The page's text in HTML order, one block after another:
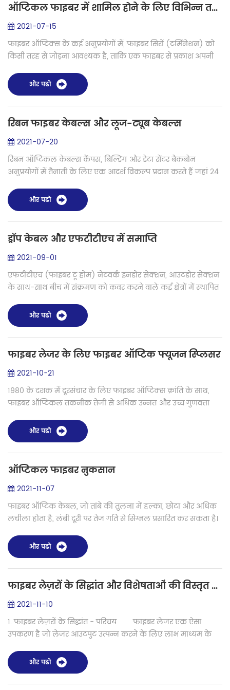
ऑप्टिकल फाइबर में शामिल होने के लिए विभिन्न तकनीकें
2021-07-15
फाइबर ऑप्टिक्स के कई अनुप्रयोगों में, फाइबर सिरों (टर्मिनेशन) को
किसी तरह से जोड़ना आवश्यक है, ताकि एक फाइबर से प्रकाश अपनी
उदाहरण फाइबर...
और पढो
रिबन फाइबर केबल्स और लूज-ट्यूब केबल्स
2021-07-20
रिबन ऑप्टिकल केबल्स कैंपस, बिल्डिंग और डेटा सेंटर बैकबोन
अनुप्रयोगों में तैनाती के लिए एक आदर्श विकल्प प्रदान करते हैं जहां 24
तरह, रिबन ...
और पढो
ड्रॉप केबल और एफटीटीएच में समाप्ति
2021-09-01
एफटीटीएच (फाइबर टू होम) नेटवर्क इनडोर सेक्शन, आउटडोर सेक्शन
के साथ-साथ बीच में संक्रमण को कवर करने वाले कई क्षेत्रों में स्थापित
लिए...
और पढो
फाइबर लेजर के लिए फाइबर ऑप्टिक फ्यूजन स्प्लिसर
2021-10-21
1980 के दशक में दूरसंचार के लिए फाइबर ऑप्टिक्स क्रांति के साथ,
फाइबर ऑप्टिकल तकनीक तेजी से अधिक उन्नत और उच्च गुणवत्ता
परिणामस्वरूप फाइबर ऑप्टि...
और पढो
ऑप्टिकल फाइबर नुकसान
2021-11-07
फाइबर ऑप्टिक केबल, जो तांबे की तुलना में हल्का, छोटा और अधिक
लचीला होता है, लंबी दूरी पर तेज गति से सिग्नल प्रसारित कर सकता है।
कर सकते...
और पढो
फाइबर लेज़रों के सिद्धांत और विशेषताओं की विस्तृत व्याख्या
2021-11-10
1. फाइबर लेज़रों के सिद्धांत - परिचय फाइबर लेजर एक ऐसा
उपकरण है जो लेजर आउटपुट उत्पन्न करने के लिए लाभ माध्यम के
को फाइबर एम्पलीफा...
और पढो